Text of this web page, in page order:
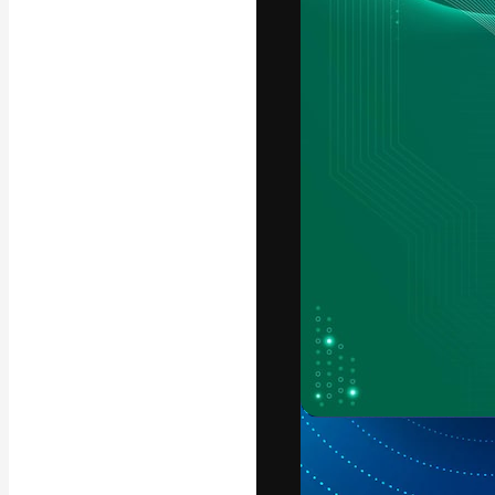
La plataforma
trabajo. Más
entre
Copyright ©